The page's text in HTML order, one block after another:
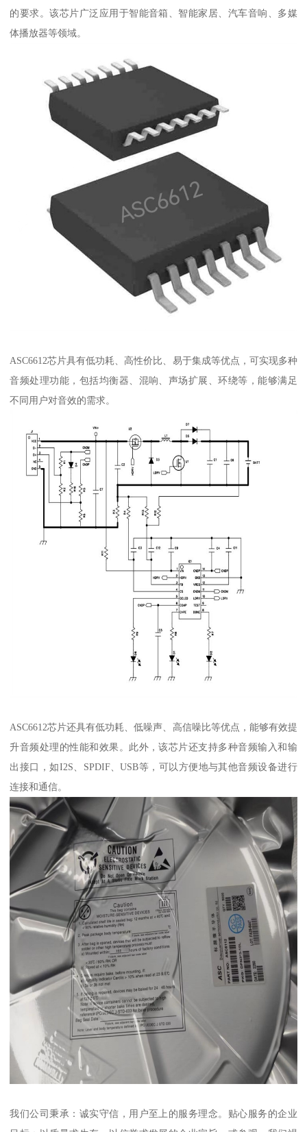
的要求。该芯片广泛应用于智能音箱、智能家居、汽车音响、多媒
体播放器等领域。
ASC6612芯片具有低功耗、高性价比、易于集成等优点，可实现多种
音频处理功能，包括均衡器、混响、声场扩展、环绕等，能够满足
不同用户对音效的需求。
ASC6612芯片还具有低功耗、低噪声、高信噪比等优点，能够有效提
升音频处理的性能和效果。此外，该芯片还支持多种音频输入和输
出接口，如I2S、SPDIF、USB等，可以方便地与其他音频设备进行
连接和通信。
我们公司秉承：诚实守信，用户至上的服务理念。贴心服务的企业